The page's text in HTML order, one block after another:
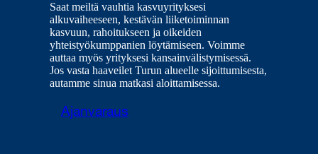
Saat meiltä vauhtia kasvuyrityksesi
alkuvaiheeseen, kestävän liiketoiminnan
kasvuun, rahoitukseen ja oikeiden
yhteistyökumppanien löytämiseen. Voimme
auttaa myös yrityksesi kansainvälistymisessä.
Jos vasta haaveilet Turun alueelle sijoittumisesta,
autamme sinua matkasi aloittamisessa.
Ajanvaraus